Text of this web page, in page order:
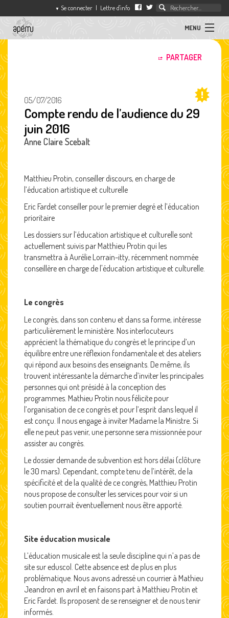
▼ Se connecter | Lettre d'info
d'éducation
musicale
MENU
SÉQUENCES
L'APEMU
PARTAGER
05/07/2016
Compte rendu de l’audience du 29
juin 2016
Anne Claire Scebalt
Matthieu Protin, conseiller discours, en charge de
l’éducation artistique et culturelle
Eric Fardet conseiller pour le premier degré et l’éducation
prioritaire
Les dossiers sur l’éducation artistique et culturelle sont
actuellement suivis par Matthieu Protin qui les
transmettra à Aurélie Lorrain-itty, récemment nommée
conseillère en charge de l'éducation artistique et culturelle.
Le congrès
Le congrès, dans son contenu et dans sa forme, intéresse
particulièrement le ministère. Nos interlocuteurs
apprécient la thématique du congrès et le principe d’un
équilibre entre une réflexion fondamentale et des ateliers
qui répond aux besoins des enseignants. De même, ils
trouvent intéressante la démarche d’inviter les principales
personnes qui ont présidé à la conception des
programmes. Mathieu Protin nous félicite pour
l’organisation de ce congrès et pour l’esprit dans lequel il
est conçu. Il nous engage à inviter Madame la Ministre. Si
elle ne peut pas venir, une personne sera missionnée pour
assister au congrès.
Le dossier demande de subvention est hors délai (clôture
le 30 mars). Cependant, compte tenu de l’intérêt, de la
spécificité et de la qualité de ce congrès, Matthieu Protin
nous propose de consulter les services pour voir si un
soutien pourrait éventuellement nous être apporté.
Site éducation musicale
L’éducation musicale est la seule discipline qui n’a pas de
site sur eduscol. Cette absence est de plus en plus
problématique. Nous avons adressé un courrier à Mathieu
Jeandron en avril et en faisons part à Matthieu Protin et
Eric Fardet. Ils proposent de se renseigner et de nous tenir
informés.